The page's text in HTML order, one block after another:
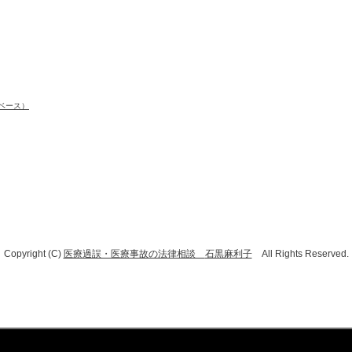
ス）
Copyright (C) 医療過誤・医療事故の法律相談 石黒麻利子All Rights Reserved.